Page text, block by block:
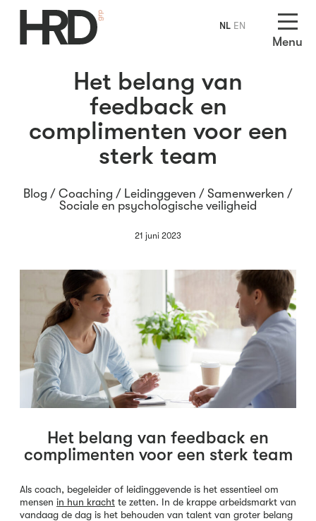
Menu
Het belang van
feedback en
complimenten voor een
sterk team
Blog / Coaching / Leidinggeven / Samenwerken /
Sociale en psychologische veiligheid
21 juni 2023
Het belang van feedback en
complimenten voor een sterk team
Als coach, begeleider of leidinggevende is het essentieel om
mensen in hun kracht te zetten. In de krappe arbeidsmarkt van
vandaag de dag is het behouden van talent van groter belang
NL EN